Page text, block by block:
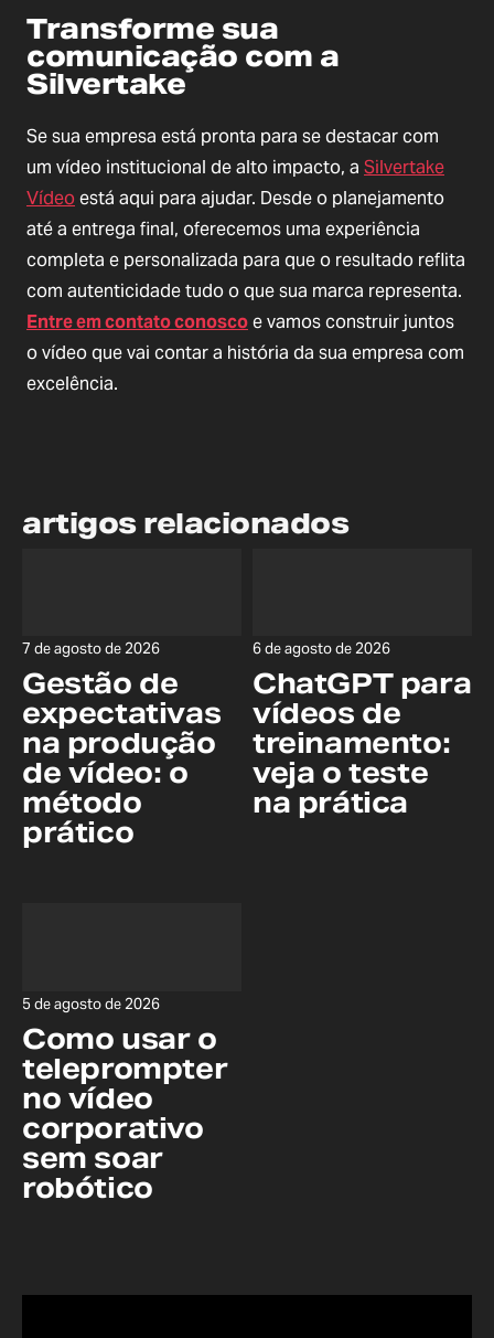
Transforme sua
comunicação com a
Silvertake
Se sua empresa está pronta para se destacar com
um vídeo institucional de alto impacto, a Silvertake
Vídeoestá aqui para ajudar. Desde o planejamento
até a entrega final, oferecemos uma experiência
completa e personalizada para que o resultado reflita
com autenticidade tudo o que sua marca representa.
Entre em contato conoscoe vamos construir juntos
o vídeo que vai contar a história da sua empresa com
excelência.
artigos relacionados
Gestão de
expectativas
na produção
de vídeo: o
método
prático
7 de agosto de 2026
ChatGPT para
vídeos de
treinamento:
veja o teste
na prática
6 de agosto de 2026
Como usar o
teleprompter
no vídeo
corporativo
sem soar
robótico
5 de agosto de 2026